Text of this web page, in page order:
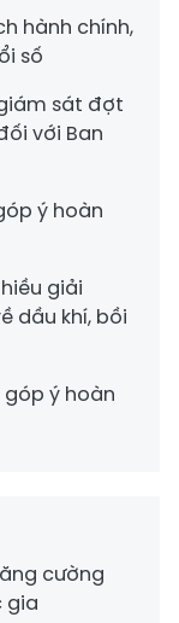
hành chính,
số
sát đợt
với Ban
ý hoàn
giải
dầu khí, bồi
ý hoàn
cường
gia